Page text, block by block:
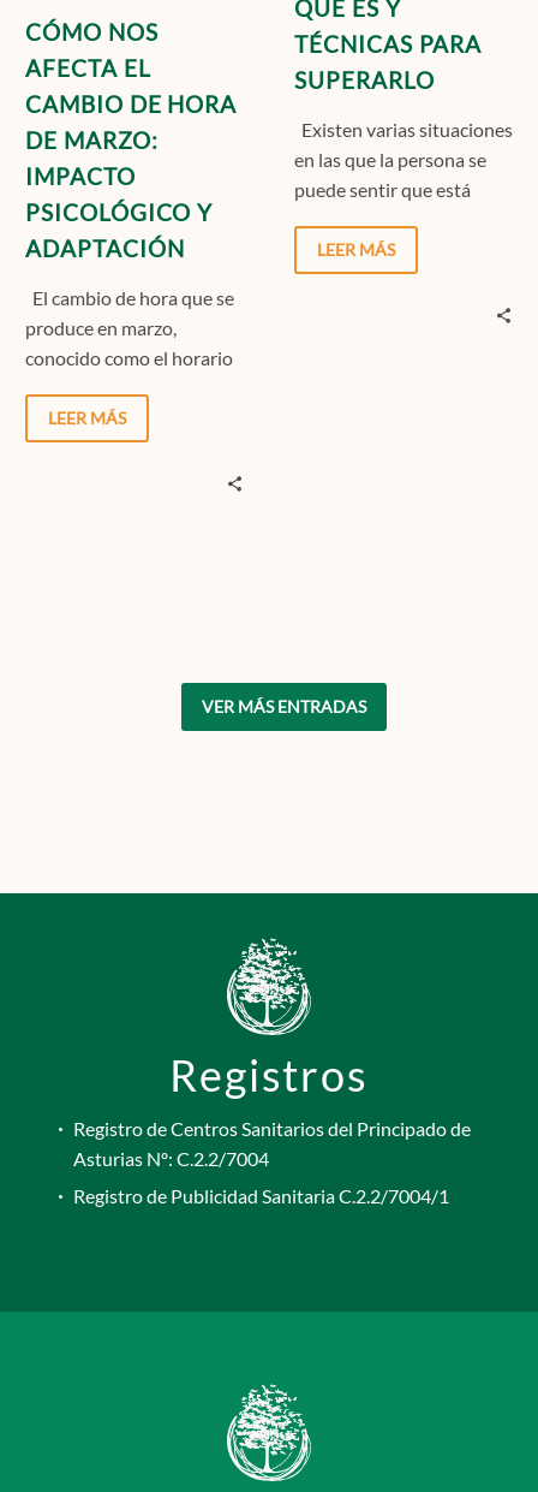
PSICOLÓGICO
Y
ADAPTACIÓN
CÓMO NOS
AFECTA EL
CAMBIO DE HORA
DE MARZO:
IMPACTO
PSICOLÓGICO Y
ADAPTACIÓN
El cambio de hora que se
produce en marzo,
conocido como el horario
que,…
LEER MÁS
QUÉ ES Y
TÉCNICAS PARA
SUPERARLO
Existen varias situaciones
en las que la persona se
puede sentir que está
nos encontramos…
LEER MÁS
VER MÁS ENTRADAS
Registros
Registro de Centros Sanitarios del Principado de
Asturias Nº: C.2.2/7004
Registro de Publicidad Sanitaria C.2.2/7004/1